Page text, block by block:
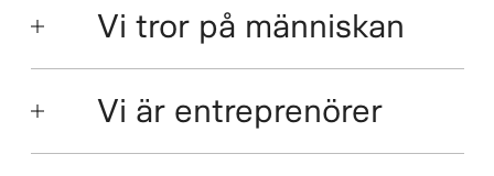
Vi tror på människan
Vi är entreprenörer